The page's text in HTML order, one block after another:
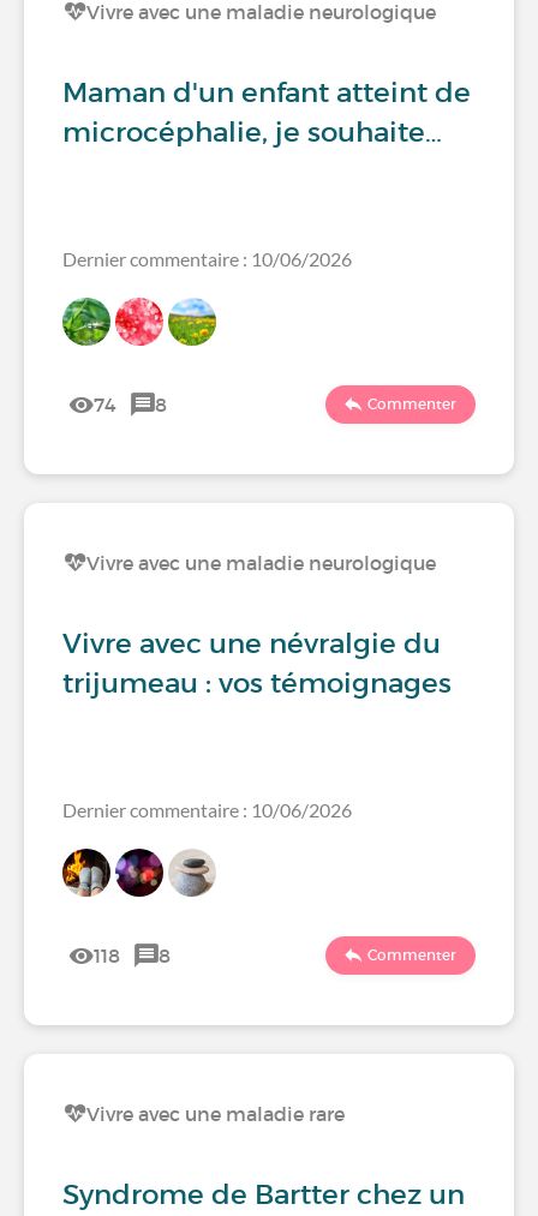
Vivre avec une maladie neurologique
Maman d'un enfant atteint de
microcéphalie, je souhaite…
Dernier commentaire : 10/06/2026
74 8 Commenter
Vivre avec une maladie neurologique
Vivre avec une névralgie du
trijumeau : vos témoignages
Dernier commentaire : 10/06/2026
118 8 Commenter
Vivre avec une maladie rare
Syndrome de Bartter chez un